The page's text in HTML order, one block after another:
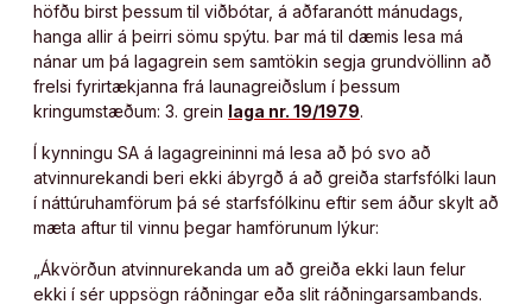
höfðu birst þessum til viðbótar, á aðfaranótt mánudags,
hanga allir á þeirri sömu spýtu. Þar má til dæmis lesa má
nánar um þá lagagrein sem samtökin segja grundvöllinn að
frelsi fyrirtækjanna frá launagreiðslum í þessum
kringumstæðum: 3. grein laga nr. 19/1979.
Í kynningu SA á lagagreininni má lesa að þó svo að
atvinnurekandi beri ekki ábyrgð á að greiða starfsfólki laun
í náttúruhamförum þá sé starfsfólkinu eftir sem áður skylt að
mæta aftur til vinnu þegar hamförunum lýkur:
„Ákvörðun atvinnurekanda um að greiða ekki laun felur
ekki í sér uppsögn ráðningar eða slit ráðningarsambands.